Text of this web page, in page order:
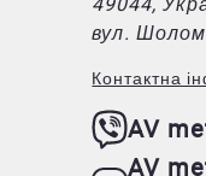
вул.
Контактна
AV
AV